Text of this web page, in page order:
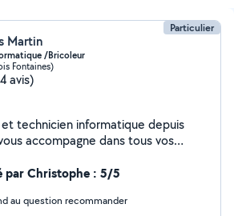
Particulier
Martin
/Bricoleur
Fontaines)
avis)
technicien informatique depuis
accompagne dans tous vos
installation, optimisation et
rapide et efficace. Réactif,
je propose des solutions
par Christophe : 5/5
au question recommander